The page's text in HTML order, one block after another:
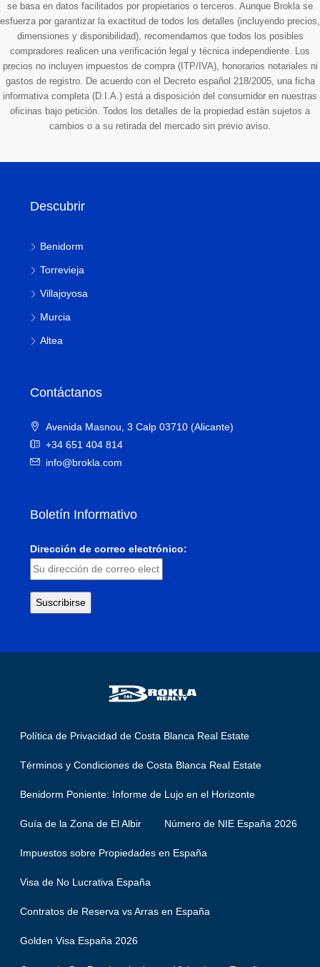
se basa en datos facilitados por propietarios o terceros. Aunque Brokla se
esfuerza por garantizar la exactitud de todos los detalles (incluyendo precios,
dimensiones y disponibilidad), recomendamos que todos los posibles
compradores realicen una verificación legal y técnica independiente. Los
precios no incluyen impuestos de compra (ITP/IVA), honorarios notariales ni
gastos de registro. De acuerdo con el Decreto español 218/2005, una ficha
informativa completa (D.I.A.) está a disposición del consumidor en nuestras
oficinas bajo petición. Todos los detalles de la propiedad están sujetos a
cambios o a su retirada del mercado sin previo aviso.
Descubrir
Benidorm
Torrevieja
Villajoyosa
Murcia
Altea
Contáctanos
Avenida Masnou, 3 Calp 03710 (Alicante)
+34 651 404 814
info@brokla.com
Boletín Informativo
Dirección de correo electrónico:
Política de Privacidad de Costa Blanca Real Estate
Términos y Condiciones de Costa Blanca Real Estate
Benidorm Poniente: Informe de Lujo en el Horizonte
Guía de la Zona de El Albir Número de NIE España 2026
Impuestos sobre Propiedades en España
Visa de No Lucrativa España
Contratos de Reserva vs Arras en España
Golden Visa España 2026